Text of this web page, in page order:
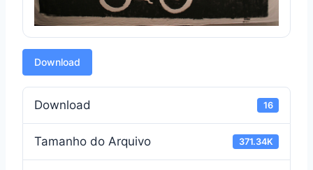
Download
Download 16
Tamanho do Arquivo 371.34K